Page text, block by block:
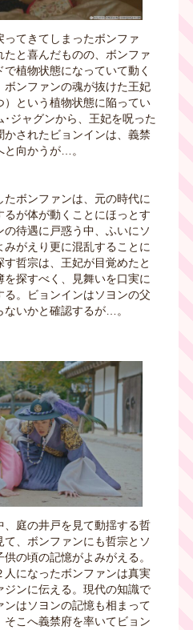
てきてしまったボンファ
たと喜んだものの、ボンファ
植物状態になっていて動く
ボンファンの魂が抜けた王妃
）という植物状態に陥ってい
ジャグンから、王妃を呪った
されたビョンインは、義禁
と向かうが…。
ボンファンは、元の時代に
るが体が動くことにほっとす
待遇に戸惑う中、ふいにソ
がえり更に混乱することに
哲宗は、王妃が目覚めたと
探すべく、見舞いを口実に
。ビョンインはソヨンの父
いかと確認するが…。
庭の井戸を見て動揺する哲
、ボンファンにも哲宗とソ
の頃の記憶がよみがえる。
人になったボンファンは真実
ジンに伝える。現代の知識で
はソヨンの記憶も相まって
こへ義禁府を率いてビョン